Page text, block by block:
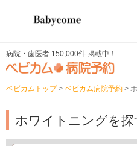
病院・歯医者 150,000件 掲載中！
ベビカムトップ > ベビカム病院予約 >
ホワイトニングを探